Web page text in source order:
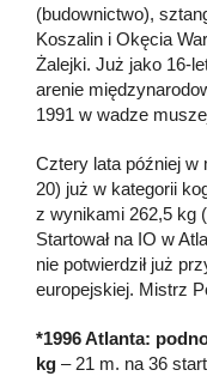
(budownictwo),
Koszalin i Okęcia
Żalejki. Już jako 16-
arenie
1991 w wadze
Cztery lata później w
20) już w kategorii
z wynikami 262,5 kg
Startował na IO w
nie potwierdził już
europejskiej. Mistrz
*1996 Atlanta:
kg – 21 m. na 36